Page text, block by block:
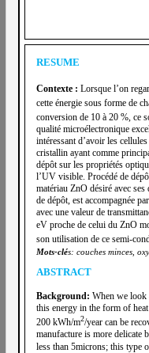
RESUME
Contexte : Lorsque l’on
cette énergie sous forme de
conversion de 10 à 20 %, ce
qualité microélectronique
intéressant d’avoir les
cristallin ayant comme
dépôt sur les propriétés
l’UV visible. Procédé de
matériau ZnO désiré avec
de dépôt, est accompagnée
avec une valeur de
eV proche de celui du ZnO
son utilisation de ce semi-
Mots-clés: couches minces,
ABSTRACT
Background: When we look
this energy in the form of
200 kWh/m2/year can be
manufacture is more delicate
less than 5microns; this type